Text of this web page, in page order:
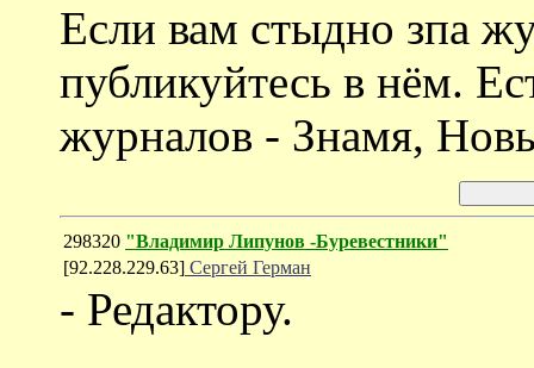
Если вам стыдно зпа
публикуйтесь в нём.
журналов - Знамя,
298320 "Владимир Липунов -Буревестники"
[92.228.229.63] Сергей Герман
- Редактору.